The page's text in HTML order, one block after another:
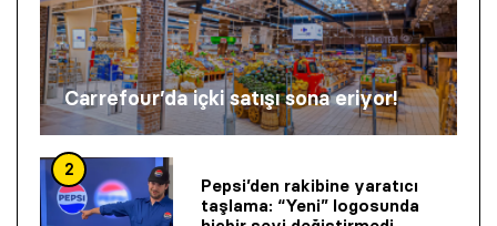
Carrefour’da içki satışı sona eriyor!
2
Pepsi’den rakibine yaratıcı
taşlama: “Yeni” logosunda